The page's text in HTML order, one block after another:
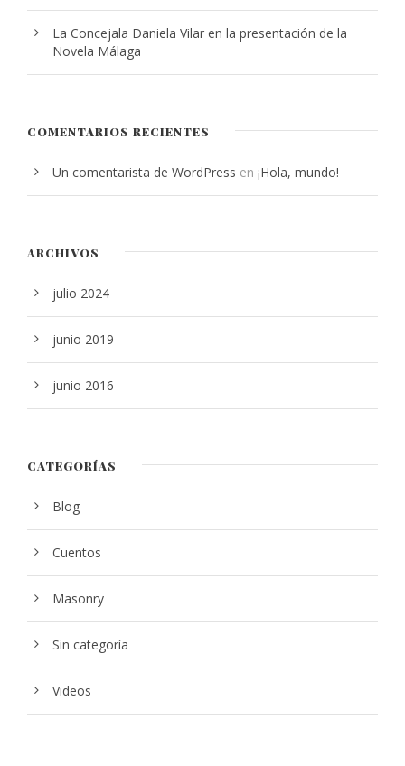
La Concejala Daniela Vilar en la presentación de la
Novela Málaga
COMENTARIOS RECIENTES
Un comentarista de WordPress en ¡Hola, mundo!
ARCHIVOS
julio 2024
junio 2019
junio 2016
CATEGORÍAS
Blog
Cuentos
Masonry
Sin categoría
Videos